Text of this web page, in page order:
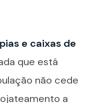
e caixas de
que está
não cede
a